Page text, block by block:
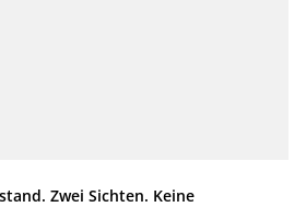
Zwei Sichten. Keine